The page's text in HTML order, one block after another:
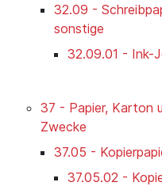
32.09 -
sonstige
32.09.01 - Ink-
37 - Papier, Karton
Zwecke
37.05 -
37.05.02 -